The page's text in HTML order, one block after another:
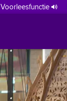
Voorleesfunctie